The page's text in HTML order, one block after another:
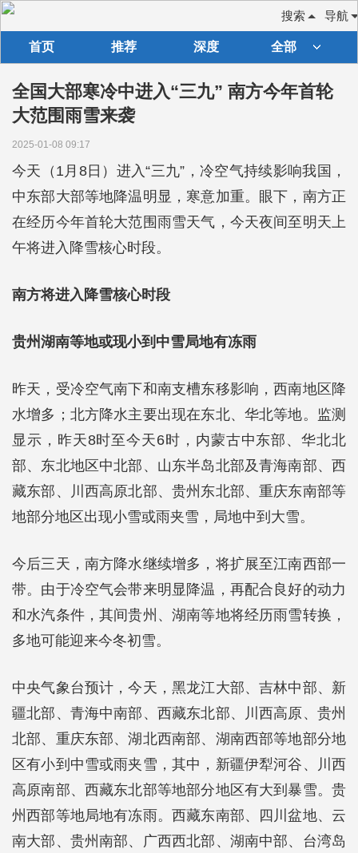
导航
搜索
首页 推荐 深度 全部
全国大部寒冷中进入“三九” 南方今年首轮
大范围雨雪来袭
2025-01-08 09:17
今天（1月8日）进入“三九”，冷空气持续影响我国，
中东部大部等地降温明显，寒意加重。眼下，南方正
在经历今年首轮大范围雨雪天气，今天夜间至明天上
午将进入降雪核心时段。
南方将进入降雪核心时段
贵州湖南等地或现小到中雪局地有冻雨
昨天，受冷空气南下和南支槽东移影响，西南地区降
水增多；北方降水主要出现在东北、华北等地。监测
显示，昨天8时至今天6时，内蒙古中东部、华北北
部、东北地区中北部、山东半岛北部及青海南部、西
藏东部、川西高原北部、贵州东北部、重庆东南部等
地部分地区出现小雪或雨夹雪，局地中到大雪。
今后三天，南方降水继续增多，将扩展至江南西部一
带。由于冷空气会带来明显降温，再配合良好的动力
和水汽条件，其间贵州、湖南等地将经历雨雪转换，
多地可能迎来今冬初雪。
中央气象台预计，今天，黑龙江大部、吉林中部、新
疆北部、青海中南部、西藏东北部、川西高原、贵州
北部、重庆东部、湖北西南部、湖南西部等地部分地
区有小到中雪或雨夹雪，其中，新疆伊犁河谷、川西
高原南部、西藏东北部等地部分地区有大到暴雪。贵
州西部等地局地有冻雨。西藏东南部、四川盆地、云
南大部、贵州南部、广西西北部、湖南中部、台湾岛